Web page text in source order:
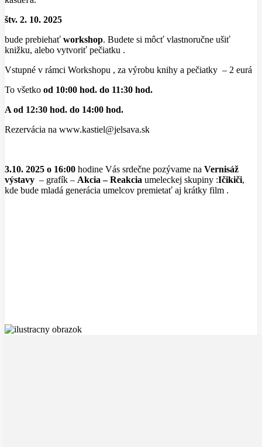
štv. 2. 10. 2025
bude prebiehať workshop. Budete si môcť vlastnoručne ušiť
knižku, alebo vytvoriť pečiatku .
Vstupné v rámci Workshopu , za výrobu knihy a pečiatky – 2 eurá
To všetko od 10:00 hod. do 11:30 hod.
A od 12:30 hod. do 14:00 hod.
Rezervácia na www.kastiel@jelsava.sk
3.10. 2025 o 16:00 hodine Vás srdečne pozývame na Vernisáž
výstavy – grafík – Akcia – Reakcia umeleckej skupiny :Ičikiči,
kde bude mladá generácia umelcov premietať aj krátky film .